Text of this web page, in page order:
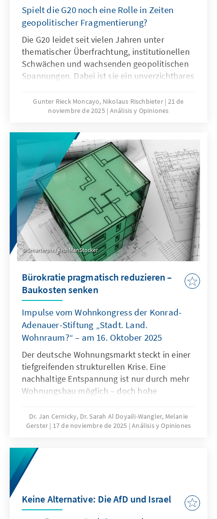
Spielt die G20 noch eine Rolle in Zeiten
geopolitischer Fragmentierung?
Die G20 leidet seit vielen Jahren unter
thematischer Überfrachtung, institutionellen
Schwächen und wachsenden geopolitischen
Spannungen. Dabei ist sie ein unverzichtbares
muss daher ihre Legitimität und Wirksamkeit
zurückgewinnen. Dies kann nur gelingen,
konzentriert, die Troika zu einer mehrjährigen
Planungsinstanz weiterentwickelt, die OECD
als Quasi-Sekretariat institutionell stärkt und
ihre Arbeitsweise stärker auf umsetzbare
Ergebnisse ausrichtet.
Gunter Rieck Moncayo, Nikolaus Rischbieter 21 de
noviembre de 2025 Análisis y Opiniones
Smarterpix / ArchManStocker
Bürokratie pragmatisch reduzieren –
Baukosten senken
Impulse vom Wohnkongress der Konrad-
Adenauer-Stiftung „Stadt. Land.
Wohnraum?“ – am 16. Oktober 2025
Der deutsche Wohnungsmarkt steckt in einer
tiefgreifenden strukturellen Krise. Eine
nachhaltige Entspannung ist nur durch mehr
Wohnungsbau möglich – doch hohe
Vorgaben bremsen die Bautätigkeit erheblich.
Zur Lösung des Problems bedarf es einer
Komplexität.
Dr. Jan Cernicky, Dr. Sarah Al Doyaili-Wangler, Melanie
Gerster
17 de noviembre de 2025 Análisis y Opiniones
Keine Alternative: Die AfD und Israel